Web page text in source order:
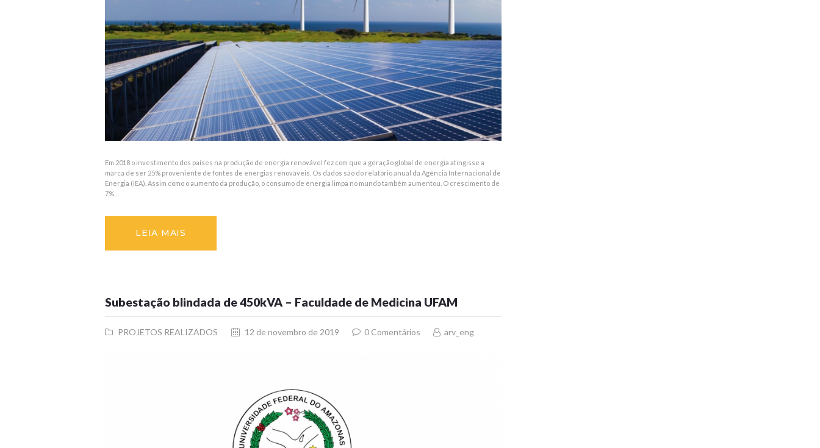
Em 2018 o investimento dos países na produção de energia renovável fez com que a geração global de energia atingisse a
marca de ser 25% proveniente de fontes de energias renováveis. Os dados são do relatório anual da Agência Internacional de
Energia (IEA). Assim como o aumento da produção, o consumo de energia limpa no mundo também aumentou. O crescimento de
7%…
LEIA MAIS
Subestação blindada de 450kVA – Faculdade de Medicina UFAM
PROJETOS REALIZADOS 12 de novembro de 2019 0 Comentários arv_eng